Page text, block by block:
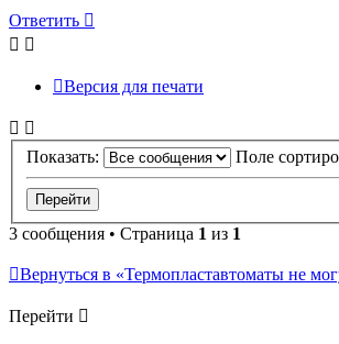
началу
Ответить
Версия для печати
Показать: Поле
3 сообщения • Страница 1 из 1
Вернуться в «Термопластавтоматы не
Перейти